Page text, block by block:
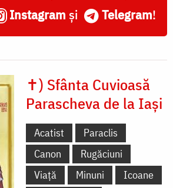
Instagram și Telegram!
✝) Sfânta Cuvioasă
Parascheva de la Iași
Acatist
Paraclis
Canon
Rugăciuni
Viață
Minuni
Icoane